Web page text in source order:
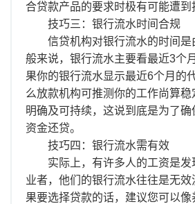
合贷款产品的要求时极有可能遭到
技巧三：银行流水时间合规
信贷机构对银行流水的时间是
般来说，银行流水主要看最近3个
果你的银行流水显示最近6个月的
么放款机构可推测你的工作尚算
明确及可持续，这说到底是为了
资金还贷。
技巧四：银行流水需有效
实际上，有许多人的工资是发
业者，他们的银行流水往往是无效
果要选择贷款的话，建议您可以